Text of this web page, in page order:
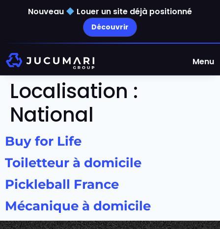
Nouveau Louer un site déjà positionné
Découvrir
Menu
Localisation :
National
Buy for Life
Toiletteur à domicile
Pickleball France
Mécanique à domicile